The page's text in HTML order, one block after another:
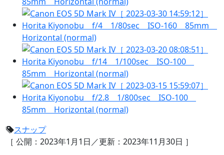
スナップ
［ 公開：2023年1月1日／更新：2023年11月30日 ］